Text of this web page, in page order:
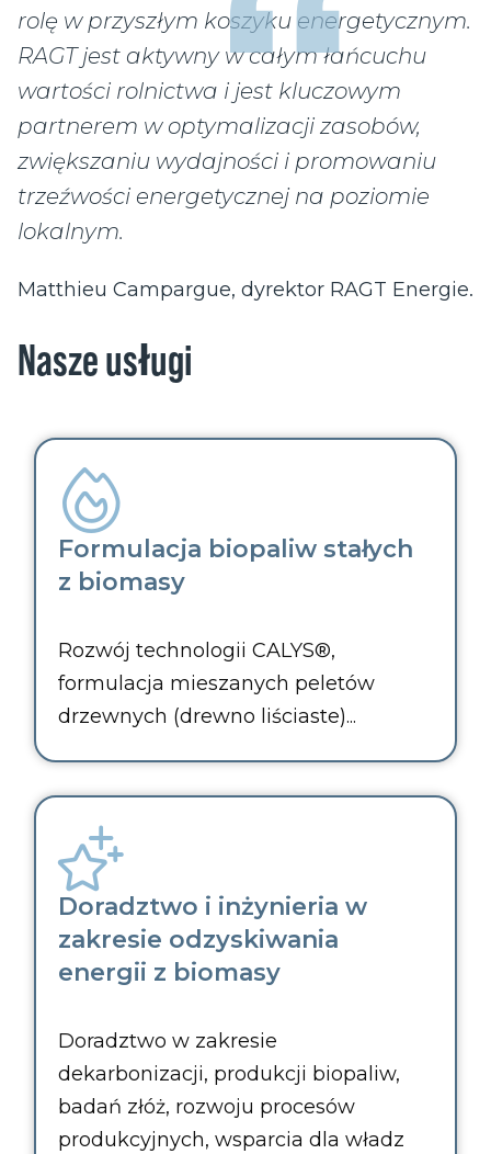
rolę w przyszłym koszyku energetycznym.
RAGT jest aktywny w całym łańcuchu
wartości rolnictwa i jest kluczowym
partnerem w optymalizacji zasobów,
zwiększaniu wydajności i promowaniu
trzeźwości energetycznej na poziomie
lokalnym.
Matthieu Campargue, dyrektor RAGT Energie.
Nasze usługi
Formulacja biopaliw stałych
z biomasy
Rozwój technologii CALYS®,
formulacja mieszanych peletów
drzewnych (drewno liściaste)...
Doradztwo i inżynieria w
zakresie odzyskiwania
energii z biomasy
Doradztwo w zakresie
dekarbonizacji, produkcji biopaliw,
badań złóż, rozwoju procesów
produkcyjnych, wsparcia dla władz